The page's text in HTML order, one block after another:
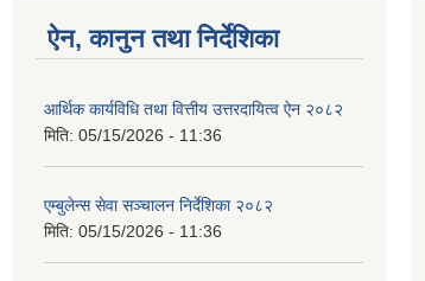
ऐन, कानुन तथा निर्देशिका
आर्थिक कार्यविधि तथा वित्तीय उत्तरदायित्व ऐन २०८२
मिति: 05/15/2026 - 11:36
एम्बुलेन्स सेवा सञ्चालन निर्देशिका २०८२
मिति: 05/15/2026 - 11:36